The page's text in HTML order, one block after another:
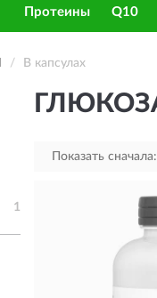
Протеины Q10
В капсулах
1
Показать сначала: